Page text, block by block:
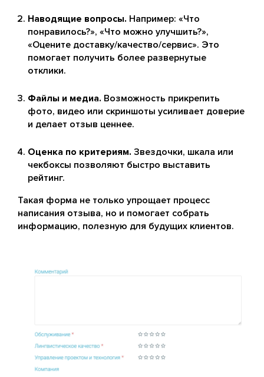
Наводящие вопросы. Например: «Что
понравилось?», «Что можно улучшить?»,
«Оцените доставку/качество/сервис». Это
помогает получить более развернутые
отклики.
Файлы и медиа. Возможность прикрепить
фото, видео или скриншоты усиливает доверие
и делает отзыв ценнее.
Оценка по критериям. Звездочки, шкала или
чекбоксы позволяют быстро выставить
рейтинг.
Такая форма не только упрощает процесс
написания отзыва, но и помогает собрать
информацию, полезную для будущих клиентов.